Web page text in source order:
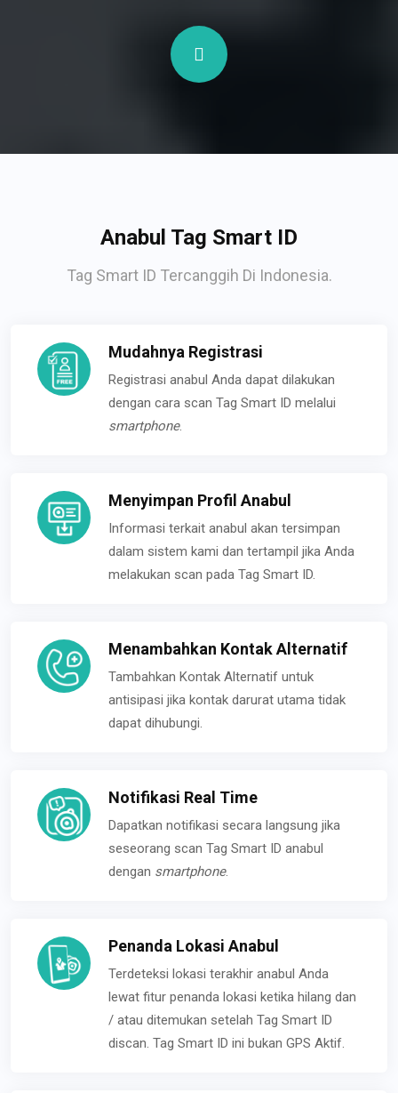
Anabul Tag Smart ID
Tag Smart ID Tercanggih Di Indonesia.
Mudahnya Registrasi
Registrasi anabul Anda dapat dilakukan
dengan cara scan Tag Smart ID melalui
smartphone.
Menyimpan Profil Anabul
Informasi terkait anabul akan tersimpan
dalam sistem kami dan tertampil jika Anda
melakukan scan pada Tag Smart ID.
Menambahkan Kontak Alternatif
Tambahkan Kontak Alternatif untuk
antisipasi jika kontak darurat utama tidak
dapat dihubungi.
Notifikasi Real Time
Dapatkan notifikasi secara langsung jika
seseorang scan Tag Smart ID anabul
dengan smartphone.
Penanda Lokasi Anabul
Terdeteksi lokasi terakhir anabul Anda
lewat fitur penanda lokasi ketika hilang dan
/ atau ditemukan setelah Tag Smart ID
discan. Tag Smart ID ini bukan GPS Aktif.